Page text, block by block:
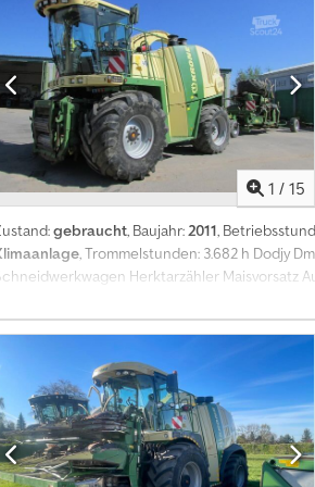
1 / 15
gebraucht, Baujahr:2011,
, Trommelstunden: 3.682 h Dodjy
Herktarzähler Maisvorsatz
Reifen-V 900/60R32 Prozent: 60 % Big X 1000 m.